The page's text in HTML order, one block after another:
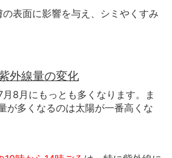
表面に影響を与え、シミやくすみ
外線量の変化
8月にもっとも多くなります。ま
が多くなるのは太陽が一番高くな